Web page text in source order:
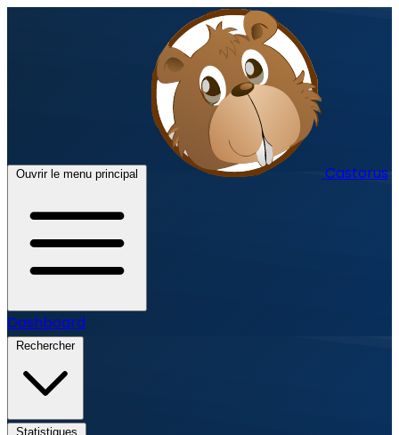
Ouvrir le menu principal Castorus
Dashboard
Rechercher
Statistiques